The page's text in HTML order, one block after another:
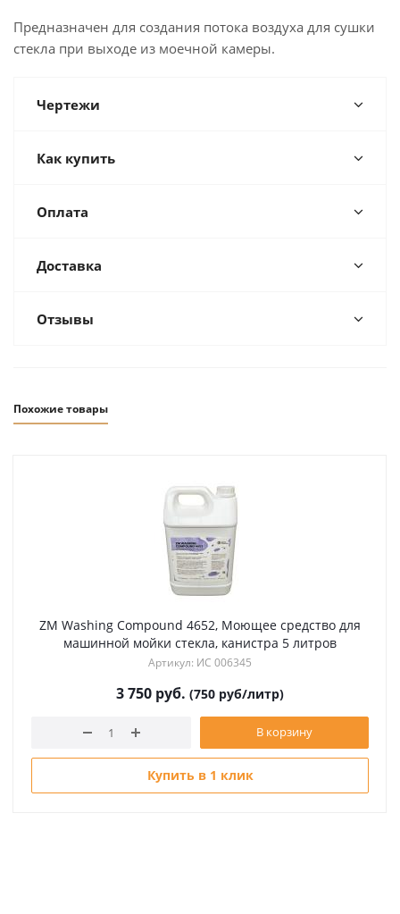
Предназначен для создания потока воздуха для сушки
стекла при выходе из моечной камеры.
Чертежи
Как купить
Оплата
Доставка
Отзывы
Похожие товары
ZM Washing Compound 4652, Моющее средство для
машинной мойки стекла, канистра 5 литров
Артикул: ИС 006345
3 750 руб. (750 руб/литр)
В корзину
Купить в 1 клик